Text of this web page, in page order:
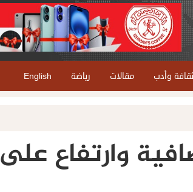
ثقافة وأدب مقالات رياضة English
وارتفاع على